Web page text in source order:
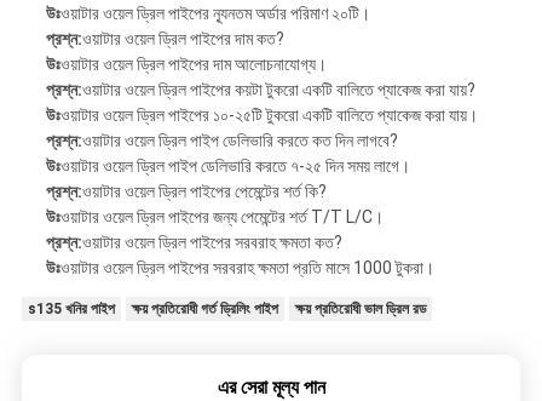
উঃওয়াটার ওয়েল ড্রিল পাইপের ন্যূনতম অর্ডার পরিমাণ ২০টি।
প্রশ্ন:ওয়াটার ওয়েল ড্রিল পাইপের দাম কত?
উঃওয়াটার ওয়েল ড্রিল পাইপের দাম আলোচনাযোগ্য।
প্রশ্ন:ওয়াটার ওয়েল ড্রিল পাইপের কয়টা টুকরো একটি বালিতে প্যাকেজ করা যায়?
উঃওয়াটার ওয়েল ড্রিল পাইপের ১০-২৫টি টুকরো একটি বালিতে প্যাকেজ করা যায়।
প্রশ্ন:ওয়াটার ওয়েল ড্রিল পাইপ ডেলিভারি করতে কত দিন লাগবে?
উঃওয়াটার ওয়েল ড্রিল পাইপ ডেলিভারি করতে ৭-২৫ দিন সময় লাগে।
প্রশ্ন:ওয়াটার ওয়েল ড্রিল পাইপের পেমেন্টের শর্ত কি?
উঃওয়াটার ওয়েল ড্রিল পাইপের জন্য পেমেন্টের শর্ত T/T L/C।
প্রশ্ন:ওয়াটার ওয়েল ড্রিল পাইপের সরবরাহ ক্ষমতা কত?
উঃওয়াটার ওয়েল ড্রিল পাইপের সরবরাহ ক্ষমতা প্রতি মাসে 1000 টুকরা।
s135 খনির পাইপ ক্ষয় প্রতিরোধী গর্ত ড্রিলিং পাইপ ক্ষয় প্রতিরোধী ভাল ড্রিল রড
এর সেরা মূল্য পান